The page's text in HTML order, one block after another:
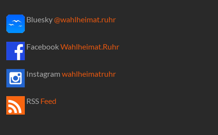
Bluesky@wahlheimat.ruhr
FacebookWahlheimat.Ruhr
Instagramwahlheimatruhr
RSS Feed